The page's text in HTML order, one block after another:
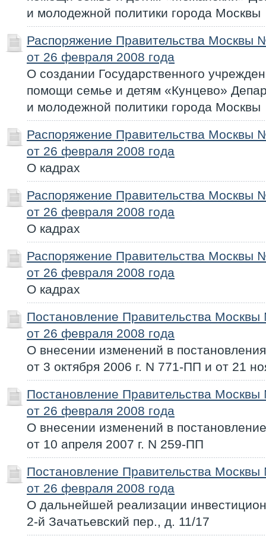
и молодежной политики города Москвы
Распоряжение Правительства Москвы
от 26 февраля 2008 года
О создании Государственного
помощи семье и детям «Кунцево»
и молодежной политики города Москвы
Распоряжение Правительства Москвы
от 26 февраля 2008 года
О кадрах
Распоряжение Правительства Москвы
от 26 февраля 2008 года
О кадрах
Распоряжение Правительства Москвы
от 26 февраля 2008 года
О кадрах
Постановление Правительства
от 26 февраля 2008 года
О внесении изменений в
от 3 октября 2006 г. N 771-ПП и от 21
Постановление Правительства
от 26 февраля 2008 года
О внесении изменений в
от 10 апреля 2007 г. N 259-ПП
Постановление Правительства
от 26 февраля 2008 года
О дальнейшей реализации
2-й Зачатьевский пер., д. 11/17